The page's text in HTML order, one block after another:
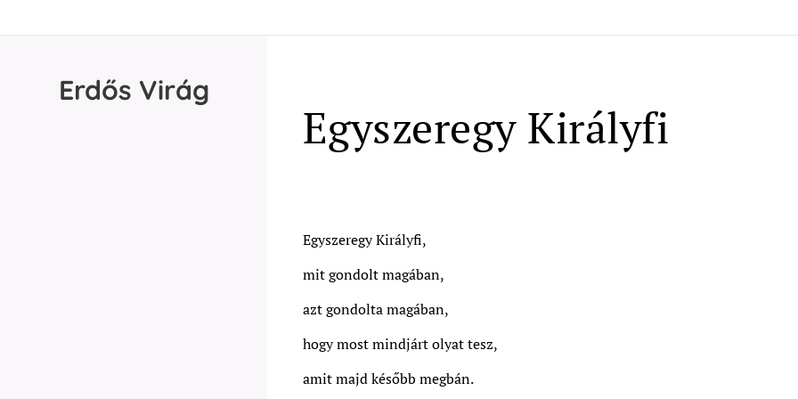
Erdős Virág
Egyszeregy Királyfi
Egyszeregy Királyfi,
mit gondolt magában,
azt gondolta magában,
hogy most mindjárt olyat tesz,
amit majd később megbán.